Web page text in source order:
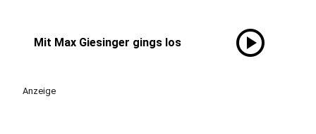
Mit Max Giesinger gings los play_circle
Anzeige